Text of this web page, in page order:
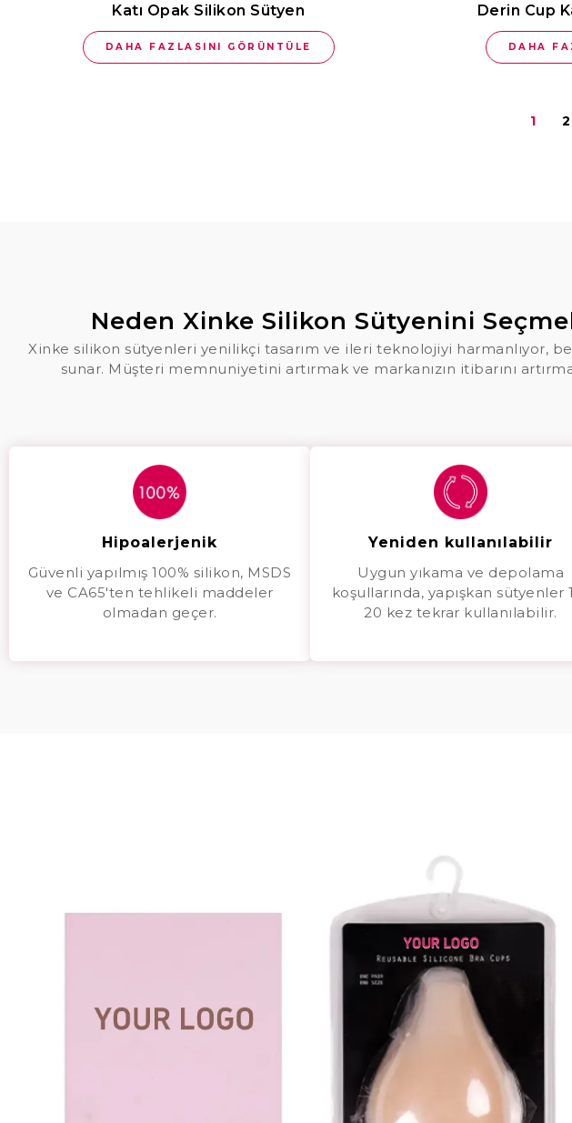
Katı Opak Silikon Sütyen
DAHA FAZLASINI GÖRÜNTÜLE
Derin Cup
DAHA
1 2
Neden Xinke Silikon Sütyenini
Xinke silikon sütyenleri yenilikçi tasarım ve ileri teknolojiyi harmanlıyor,
sunar. Müşteri memnuniyetini artırmak ve markanızın itibarını
Hipoalerjenik
Güvenli yapılmış 100% silikon, MSDS
ve CA65'ten tehlikeli maddeler
olmadan geçer.
Yeniden kullanılabilir
Uygun yıkama ve depolama
koşullarında, yapışkan sütyenler
20 kez tekrar kullanılabilir.